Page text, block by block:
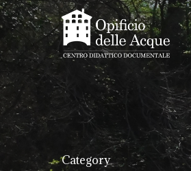
Skip
to
main
content
Category